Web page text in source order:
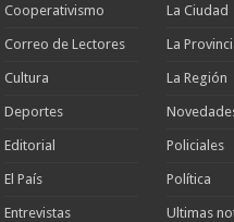
Cooperativismo
Correo de Lectores
Cultura
Deportes
Editorial
El País
Entrevistas
La Ciudad
La
La Región
Policiales
Política
Ultimas